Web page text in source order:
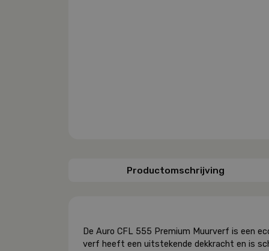
Productomschrijving
De Auro CFL 555 Premium Muurverf is een
verf heeft een uitstekende dekkracht en is